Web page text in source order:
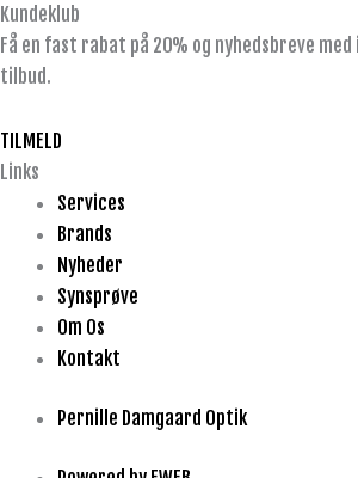
Kundeklub
Få en fast rabat på 20% og nyhedsbreve
tilbud.
TILMELD
Links
Services
Brands
Nyheder
Synsprøve
Om Os
Kontakt
Pernille Damgaard Optik